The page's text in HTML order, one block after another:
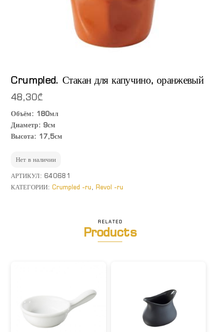
Crumpled. Стакан для капучино, оранжевый
48,30₾
Объём: 180мл
Диаметр: 9см
Высота: 17,5см
Нет в наличии
АРТИКУЛ:640681
КАТЕГОРИИ:Crumpled -ru,Revol -ru
RELATED
Products